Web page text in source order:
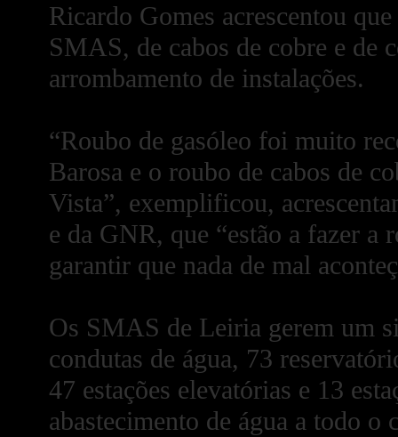
Ricardo Gomes acrescentou
SMAS, de cabos de cobre e de
arrombamento de instalações.
“Roubo de gasóleo foi muito
Barosa e o roubo de cabos de
Vista”, exemplificou,
e da GNR, que “estão a fazer a
garantir que nada de mal
Os SMAS de Leiria gerem um
condutas de água, 73
47 estações elevatórias e 13
abastecimento de água a todo o